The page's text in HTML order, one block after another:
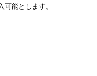
能とします。